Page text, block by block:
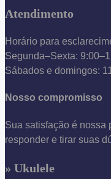
Atendimento
Horário para
Segunda–Sexta:
Sábados e domingos:
Nosso compromisso
Sua satisfação é nossa
responder e tirar suas
» Ukulele